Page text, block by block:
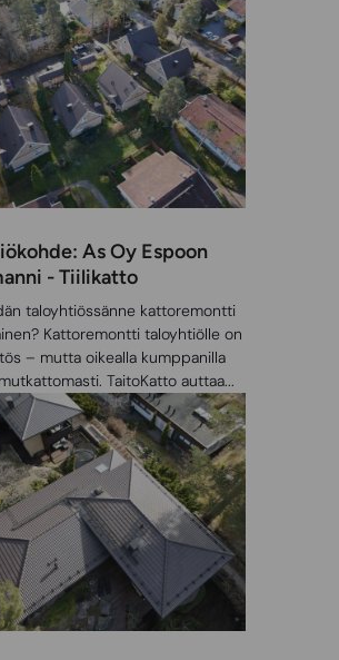
As Oy Espoon
- Tiilikatto
taloyhtiössänne kattoremontti
Kattoremontti taloyhtiölle on
– mutta oikealla kumppanilla
TaitoKatto auttaa...